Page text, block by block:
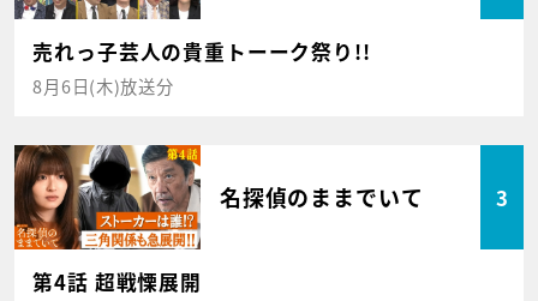
売れっ子芸人の貴重トーーク祭り!!
8月6日(木)放送分
名探偵のままでいて 3
第4話 超戦慄展開